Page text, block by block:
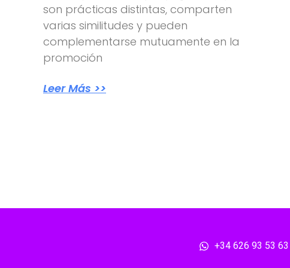
son prácticas distintas, comparten
varias similitudes y pueden
complementarse mutuamente en la
promoción
Leer Más >>
+34 626 93 53 63